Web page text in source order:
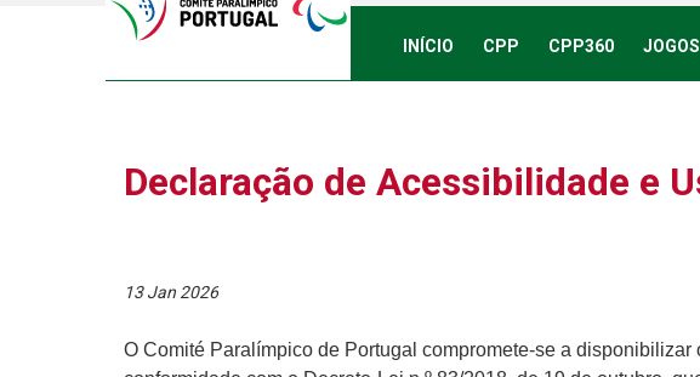
de
Portugal
(Ir
INÍCIO CPP CPP360 JOGOS
Declaração de Acessibilidade e
13 Jan 2026
O Comité Paralímpico de Portugal compromete-se a disponibilizar